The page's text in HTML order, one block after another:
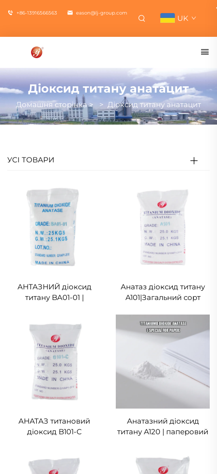
+86-13916566563 eason@lj-group.com
UK
Діоксид титану анатацит
Домашня сторінка> > Діоксид титану анатацит
УСІ ТОВАРИ
АНТАЗНИЙ діоксид
титану BA01-01 |
Анатаз діоксид титану
A101|Загальний сорт
АНАТАЗ титановий
діоксид B101-C
Анатазний діоксид
титану A120 | паперовий